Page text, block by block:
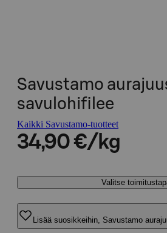
Savustamo
savulohifilee
Kaikki Savustamo-tuotteet
34,90 €/kg
Valitse
Lisää suosikkeihin, Savustamo